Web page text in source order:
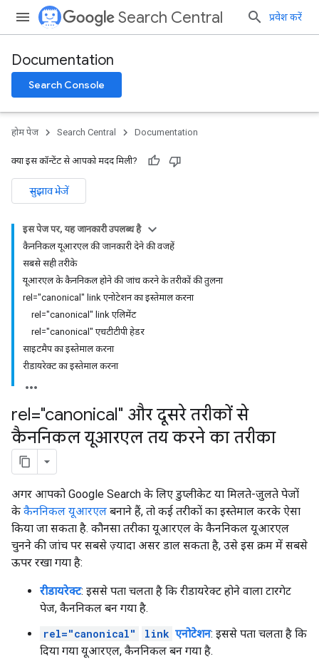
Search Central प्रवेश करें
Documentation
Search Console
होम पेज Search Central Documentation
क्या इस कॉन्टेंट से आपको मदद मिली?
सुझाव भेजें
इस पेज पर, यह जानकारी उपलब्ध है
कैननिकल यूआरएल की जानकारी देने की वजहें
सबसे सही तरीके
यूआरएल के कैननिकल होने की जांच करने के तरीकों की तुलना
rel="canonical" link एनोटेशन का इस्तेमाल करना
rel="canonical" link एलिमेंट
rel="canonical" एचटीटीपी हेडर
साइटमैप का इस्तेमाल करना
रीडायरेक्ट का इस्तेमाल करना
rel="canonical" और दूसरे तरीकों से
कैननिकल यूआरएल तय करने का तरीका
अगर आपको Google Search के लिए डुप्लीकेट या मिलते-जुलते पेजों
के कैननिकल यूआरएल बनाने हैं, तो कई तरीकों का इस्तेमाल करके ऐसा
किया जा सकता है. कौनसा तरीका यूआरएल के कैननिकल यूआरएल
चुनने की जांच पर सबसे ज़्यादा असर डाल सकता है, उसे इस क्रम में सबसे
ऊपर रखा गया है:
रीडायरेक्ट: इससे पता चलता है कि रीडायरेक्ट होने वाला टारगेट
पेज, कैननिकल बन गया है.
rel="canonical"
link एनोटेशन: इससे पता चलता है कि
दिया गया यूआरएल, कैननिकल बन गया है.